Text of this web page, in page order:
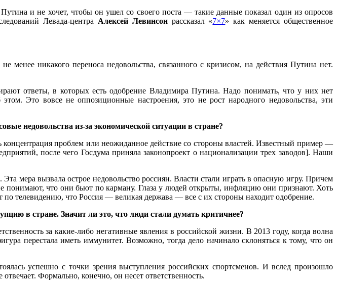
и не хочет, чтобы он ушел со своего поста — такие данные показал один из опросов
Левада-центра Алексей Левинсонрассказал «7×7» как меняется общественное
никакого переноса недовольства, связанного с кризисом, на действия Путина нет.
ответы, в которых есть одобрение Владимира Путина. Надо понимать, что у них нет
Это вовсе не оппозиционные настроения, это не рост народного недовольства, эти
недовольства из-за экономической ситуации в стране?
проблем или неожиданное действие со стороны властей. Известный пример —
после чего Госдума приняла законопроект о национализации трех заводов]. Наши
мера вызвала острое недовольство россиян. Власти стали играть в опасную игру. Причем
понимают, что они бьют по карману. Глаза у людей открыты, инфляцию они признают. Хоть
телевидению, что Россия — великая держава — все с их стороны находит одобрение.
в стране. Значит ли это, что люди стали думать критичнее?
за какие-либо негативные явления в российской жизни. В 2013 году, когда волна
перестала иметь иммунитет. Возможно, тогда дело начинало склоняться к тому, что он
успешно с точки зрения выступления российских спортсменов. И вслед произошло
Формально, конечно, он несет ответственность.